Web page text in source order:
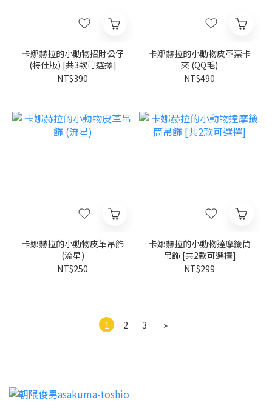
卡娜赫拉的小動物招財公仔
(特仕版) [共3款可選擇]
NT$390
卡娜赫拉的小動物皮革票卡
夾 (QQ毛)
NT$490
卡娜赫拉的小動物皮革吊飾
(流星)
NT$250
卡娜赫拉的小動物達摩籤筒
吊飾 [共2款可選擇]
NT$299
1 2 3 »